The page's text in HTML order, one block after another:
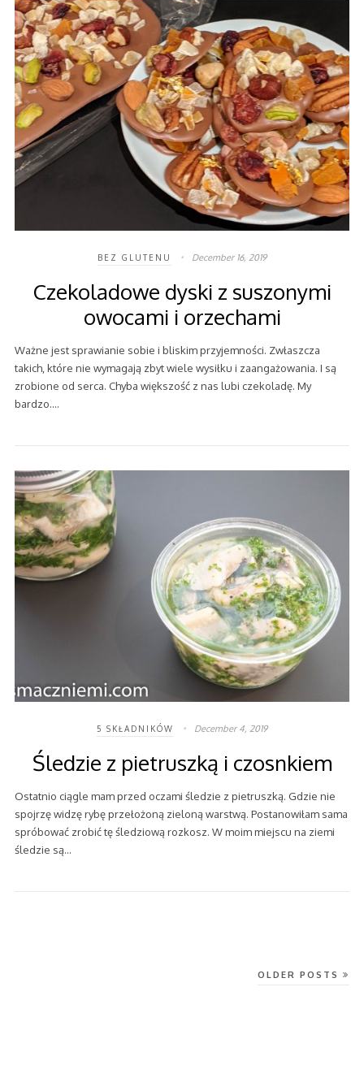
BEZ GLUTENU December 16, 2019
Czekoladowe dyski z suszonymi
owocami i orzechami
Ważne jest sprawianie sobie i bliskim przyjemności. Zwłaszcza
takich, które nie wymagają zbyt wiele wysiłku i zaangażowania. I są
zrobione od serca. Chyba większość z nas lubi czekoladę. My
bardzo.…
5 SKŁADNIKÓW December 4, 2019
Śledzie z pietruszką i czosnkiem
Ostatnio ciągle mam przed oczami śledzie z pietruszką. Gdzie nie
spojrzę widzę rybę przełożoną zieloną warstwą. Postanowiłam sama
spróbować zrobić tę śledziową rozkosz. W moim miejscu na ziemi
śledzie są…
OLDER POSTS